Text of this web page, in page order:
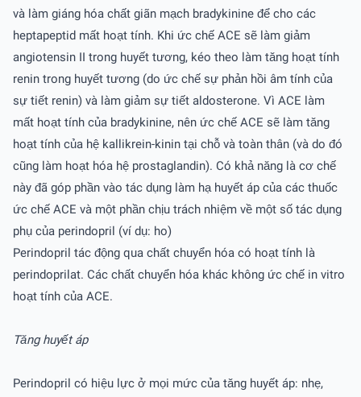
và làm giáng hóa chất giãn mạch bradykinine để cho các
heptapeptid mất hoạt tính. Khi ức chế ACE sẽ làm giảm
angiotensin II trong huyết tương, kéo theo làm tăng hoạt tính
renin trong huyết tương (do ức chế sự phản hồi âm tính của
sự tiết renin) và làm giảm sự tiết aldosterone. Vì ACE làm
mất hoạt tính của bradykinine, nên ức chế ACE sẽ làm tăng
hoạt tính của hệ kallikrein-kinin tại chỗ và toàn thân (và do đó
cũng làm hoạt hóa hệ prostaglandin). Có khả năng là cơ chế
này đã góp phần vào tác dụng làm hạ huyết áp của các thuốc
ức chế ACE và một phần chịu trách nhiệm về một số tác dụng
phụ của perindopril (ví dụ: ho)
Perindopril tác động qua chất chuyển hóa có hoạt tính là
perindoprilat. Các chất chuyển hóa khác không ức chế in vitro
hoạt tính của ACE.
Tăng huyết áp
Perindopril có hiệu lực ở mọi mức của tăng huyết áp: nhẹ,